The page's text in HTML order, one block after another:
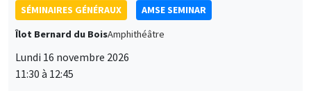
SÉMINAIRES GÉNÉRAUX
AMSE SEMINAR
Îlot Bernard du BoisAmphithéâtre
Lundi 16 novembre 2026
11:30 à 12:45